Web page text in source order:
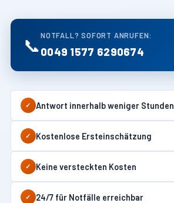
📞 NOTFALL? SOFORT ANRUFEN:
0049 1577 6290674
✓ Antwort innerhalb weniger Stunden
✓ Kostenlose Ersteinschätzung
✓ Keine versteckten Kosten
✓ 24/7 für Notfälle erreichbar